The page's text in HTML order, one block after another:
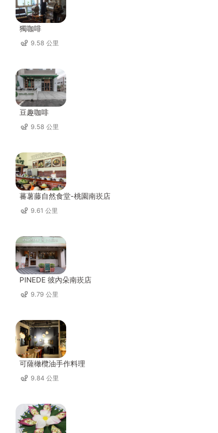
獨咖啡
9.58 公里
豆趣咖啡
9.58 公里
蕃薯藤自然食堂-桃園南崁店
9.61 公里
PINEDE 彼內朵南崁店
9.79 公里
可薩橄欖油手作料理
9.84 公里